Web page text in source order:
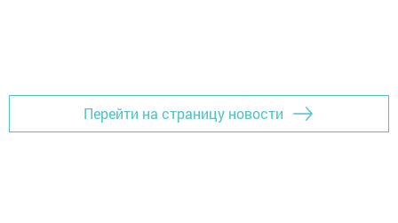
Перейти на страницу новости